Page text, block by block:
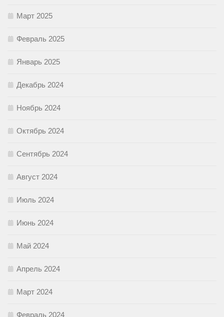
Март 2025
Февраль 2025
Январь 2025
Декабрь 2024
Ноябрь 2024
Октябрь 2024
Сентябрь 2024
Август 2024
Июль 2024
Июнь 2024
Май 2024
Апрель 2024
Март 2024
Февраль 2024